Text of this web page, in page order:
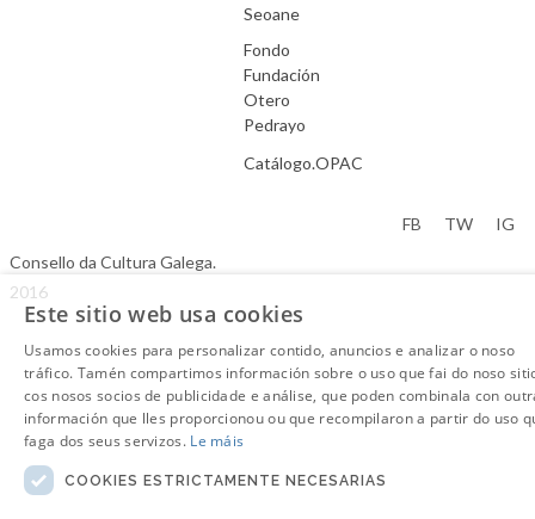
Seoane
Fondo
Fundación
Otero
Pedrayo
Catálogo.OPAC
Consello da Cultura Galega.
2016
FB TW IG
Este sitio web usa cookies
Usamos cookies para personalizar contido, anuncios e analizar o noso
tráfico. Tamén compartimos información sobre o uso que fai do noso
cos nosos socios de publicidade e análise, que poden combinala con
información que lles proporcionou ou que recompilaron a partir do uso
faga dos seus servizos. Le máis
COOKIES ESTRICTAMENTE NECESARIAS